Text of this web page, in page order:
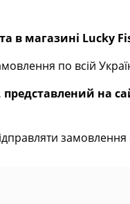
в магазині Lucky
по всій
на